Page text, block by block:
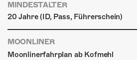
MINDESTALTER
20 Jahre (ID, Pass, Führerschein)
MOONLINER
Moonlinerfahrplan ab Kofmehl